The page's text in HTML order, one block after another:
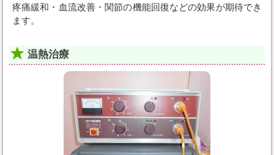
疼痛緩和・血流改善・関節の機能回復などの効果が期待でき
ます。
温熱治療